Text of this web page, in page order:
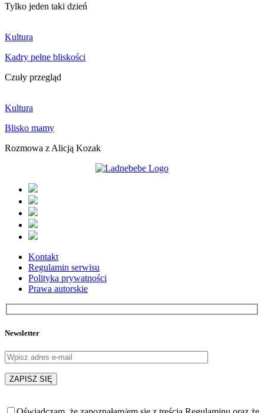
Tylko jeden taki dzień
Kultura
Kadry pełne bliskości
Czuły przegląd
Kultura
Blisko mamy
Rozmowa z Alicją Kozak
Kontakt
Regulamin serwisu
Polityka prywatności
Prawa autorskie
Newsletter